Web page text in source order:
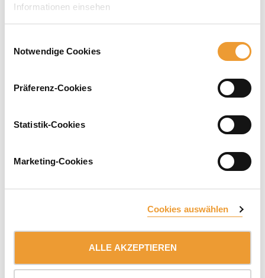
Informationen einsehen
Notwendige Cookies
Präferenz-Cookies
Statistik-Cookies
Marketing-Cookies
Cookies auswählen
ALLE AKZEPTIEREN